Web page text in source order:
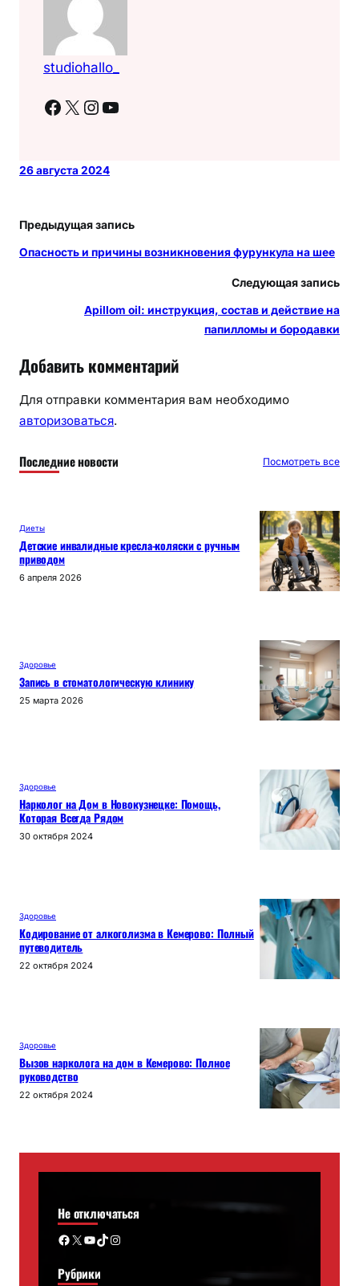
studiohallo_
Facebook X Instagram YouTube
26 августа 2024
Предыдущая запись
Опасность и причины возникновения фурункула на шее
Следующая запись
Apillom oil: инструкция, состав и действие на
папилломы и бородавки
Добавить комментарий
Для отправки комментария вам необходимо
авторизоваться.
Последние новости Посмотреть все
Диеты
Детские инвалидные кресла-коляски с ручным
приводом
6 апреля 2026
Здоровье
Запись в стоматологическую клинику
25 марта 2026
Здоровье
Нарколог на Дом в Новокузнецке: Помощь,
Которая Всегда Рядом
30 октября 2024
Здоровье
Кодирование от алкоголизма в Кемерово: Полный
путеводитель
22 октября 2024
Здоровье
Вызов нарколога на дом в Кемерово: Полное
руководство
22 октября 2024
Не отключаться
Facebook X YouTube TikTok Instagram
Рубрики